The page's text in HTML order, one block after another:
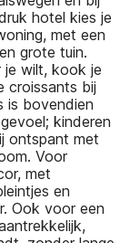
hotel kies je
met een
grote tuin.
wilt, kook je
croissants bij
is bovendien
kinderen
ontspant met
Voor
met
en
Ook voor een